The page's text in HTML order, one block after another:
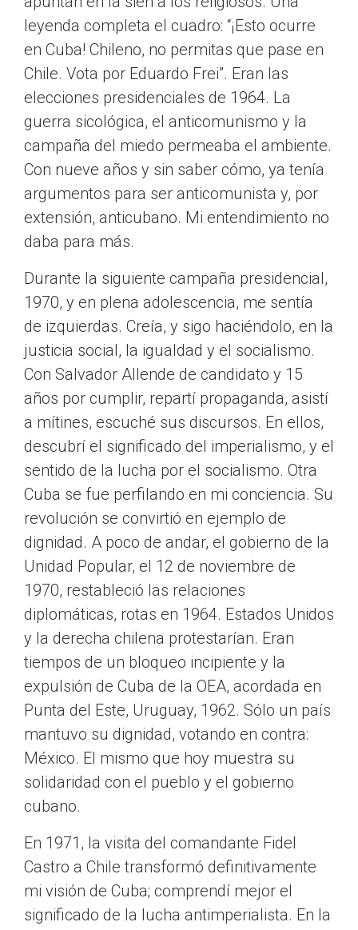
leyenda completa el cuadro: “¡Esto ocurre
en Cuba! Chileno, no permitas que pase en
Chile. Vota por Eduardo Frei”. Eran las
elecciones presidenciales de 1964. La
guerra sicológica, el anticomunismo y la
campaña del miedo permeaba el ambiente.
Con nueve años y sin saber cómo, ya tenía
argumentos para ser anticomunista y, por
extensión, anticubano. Mi entendimiento no
daba para más.
Durante la siguiente campaña presidencial,
1970, y en plena adolescencia, me sentía
de izquierdas. Creía, y sigo haciéndolo, en la
justicia social, la igualdad y el socialismo.
Con Salvador Allende de candidato y 15
años por cumplir, repartí propaganda, asistí
a mítines, escuché sus discursos. En ellos,
descubrí el significado del imperialismo, y el
sentido de la lucha por el socialismo. Otra
Cuba se fue perfilando en mi conciencia. Su
revolución se convirtió en ejemplo de
dignidad. A poco de andar, el gobierno de la
Unidad Popular, el 12 de noviembre de
1970, restableció las relaciones
diplomáticas, rotas en 1964. Estados Unidos
y la derecha chilena protestarían. Eran
tiempos de un bloqueo incipiente y la
expulsión de Cuba de la OEA, acordada en
Punta del Este, Uruguay, 1962. Sólo un país
mantuvo su dignidad, votando en contra:
México. El mismo que hoy muestra su
solidaridad con el pueblo y el gobierno
cubano.
En 1971, la visita del comandante Fidel
Castro a Chile transformó definitivamente
mi visión de Cuba; comprendí mejor el
significado de la lucha antimperialista. En la